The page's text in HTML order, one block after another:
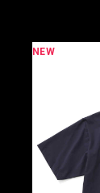
NEW